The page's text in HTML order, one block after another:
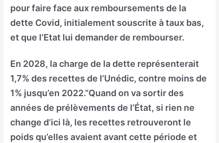
pour faire face aux remboursements de la
dette Covid, initialement souscrite à taux bas,
et que l’Etat lui demander de rembourser.
En 2028, la charge de la dette représenterait
1,7% des recettes de l’Unédic, contre moins de
1% jusqu’en 2022.”Quand on va sortir des
années de prélèvements de l’État, si rien ne
change d’ici là, les recettes retrouveront le
poids qu’elles avaient avant cette période et